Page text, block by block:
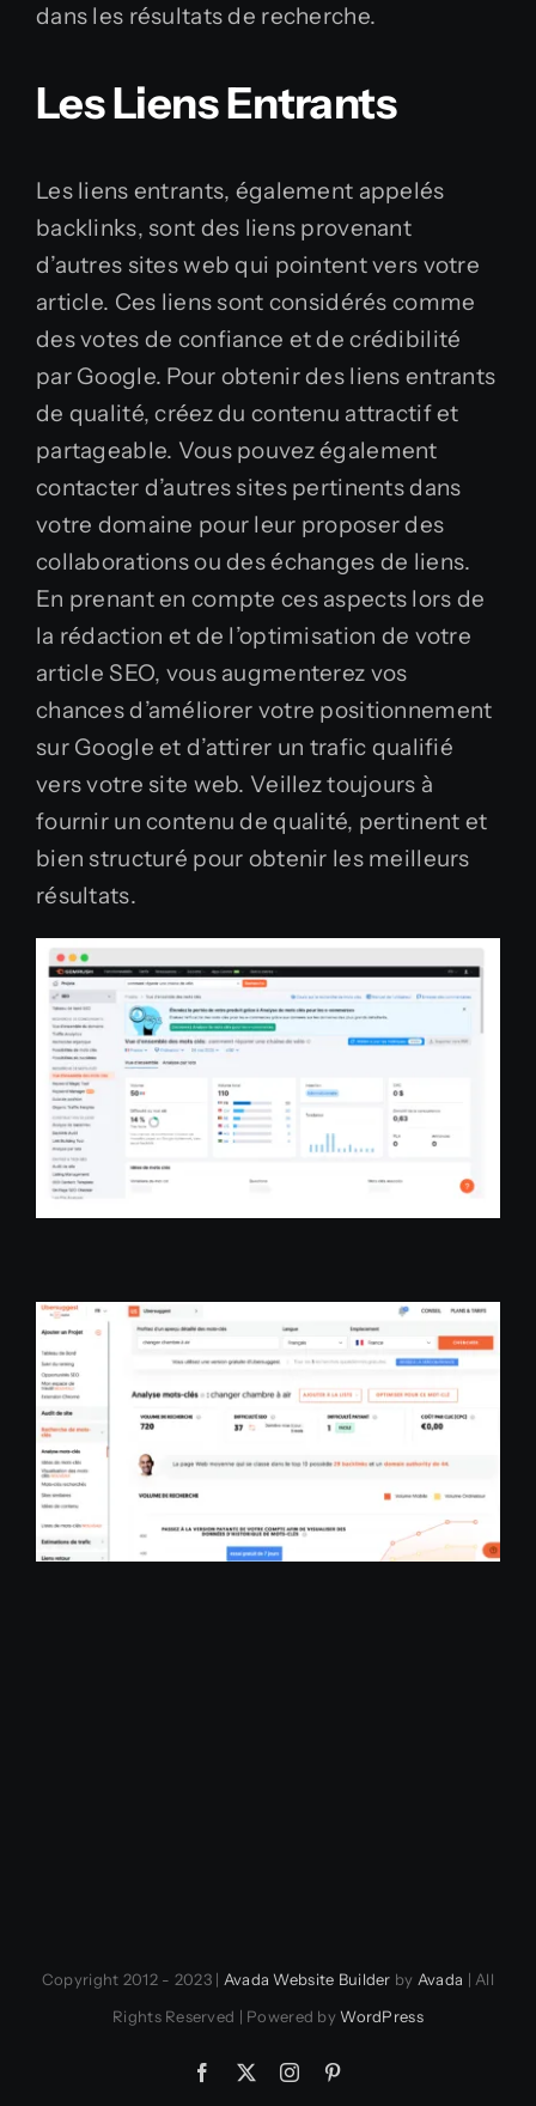
dans les résultats de recherche.
Les Liens Entrants
Les liens entrants, également appelés
backlinks, sont des liens provenant
d’autres sites web qui pointent vers votre
article. Ces liens sont considérés comme
des votes de confiance et de crédibilité
par Google. Pour obtenir des liens entrants
de qualité, créez du contenu attractif et
partageable. Vous pouvez également
contacter d’autres sites pertinents dans
votre domaine pour leur proposer des
collaborations ou des échanges de liens.
En prenant en compte ces aspects lors de
la rédaction et de l’optimisation de votre
article SEO, vous augmenterez vos
chances d’améliorer votre positionnement
sur Google et d’attirer un trafic qualifié
vers votre site web. Veillez toujours à
fournir un contenu de qualité, pertinent et
bien structuré pour obtenir les meilleurs
résultats.
Copyright 2012 - 2023 | Avada Website Builder by Avada | All
Rights Reserved | Powered by WordPress
Facebook Instagram